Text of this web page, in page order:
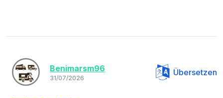
Benimarsm96
31/07/2026
Übersetzen